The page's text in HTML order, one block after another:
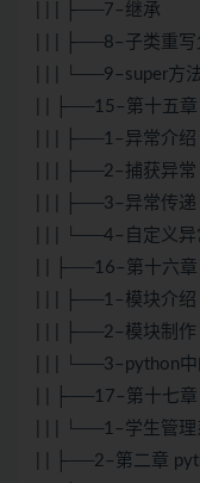
| | | ├──7–继承
| | | ├──8–子类重
| | | └──9–super方
| | ├──15–第十五章
| | | ├──1–异常介绍
| | | ├──2–捕获异常
| | | ├──3–异常传递
| | | └──4–自定义异
| | ├──16–第十六章
| | | ├──1–模块介绍
| | | ├──2–模块制作
| | | └──3–python中
| | ├──17–第十七
| | | └──1–学生管理
| | ├──2–第二章